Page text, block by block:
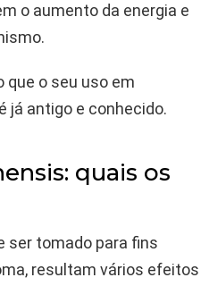
o aumento da energia e
que o seu uso em
já antigo e conhecido.
quais os
ser tomado para fins
resultam vários efeitos